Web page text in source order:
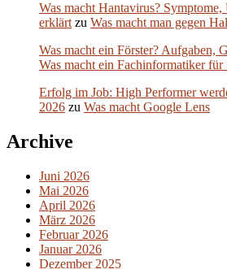
Was macht Hantavirus?
erklärt zu Was macht man gegen
Was macht ein Förster? Aufgaben,
Was macht ein Fachinformatiker für
Erfolg im Job: High Performer
2026 zu Was macht Google Lens
Archive
Juni 2026
Mai 2026
April 2026
März 2026
Februar 2026
Januar 2026
Dezember 2025